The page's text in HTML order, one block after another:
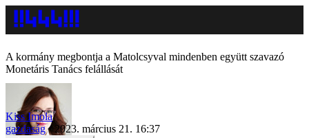
A kormány megbontja a Matolcsyval mindenben együtt szavazó
Monetáris Tanács felállását
Kiss Imola
gazdaság
2023. március 21. 16:37